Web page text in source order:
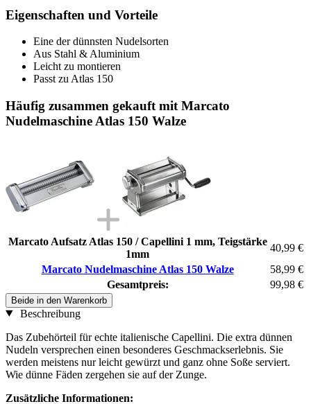
Eigenschaften und Vorteile
Eine der dünnsten Nudelsorten
Aus Stahl & Aluminium
Leicht zu montieren
Passt zu Atlas 150
Häufig zusammen gekauft mit Marcato
Nudelmaschine Atlas 150 Walze
Marcato Aufsatz Atlas 150 / Capellini 1 mm, Teigstärke
1mm
40,99 €
Marcato Nudelmaschine Atlas 150 Walze
58,99 €
Gesamtpreis:
99,98 €
Beide in den Warenkorb
Beschreibung
Das Zubehörteil für echte italienische Capellini. Die extra dünnen
Nudeln versprechen einen besonderes Geschmackserlebnis. Sie
werden meistens nur leicht gewürzt und ganz ohne Soße serviert.
Wie dünne Fäden zergehen sie auf der Zunge.
Zusätzliche Informationen: